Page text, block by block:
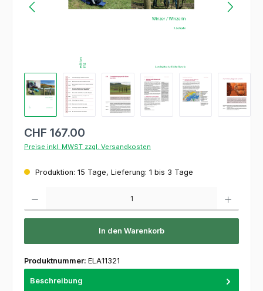
CHF 167.00
Preise inkl. MWST zzgl. Versandkosten
Produktion: 15 Tage, Lieferung: 1 bis 3 Tage
In den Warenkorb
Produktnummer: ELA11321
Beschreibung